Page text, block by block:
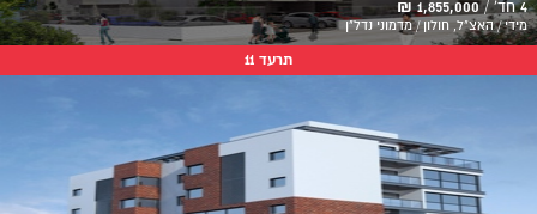
4 חד' / 1,855,000 ₪
מידי / האצ"ל, חולון / מדמוני נדל"ן
תרעד 11